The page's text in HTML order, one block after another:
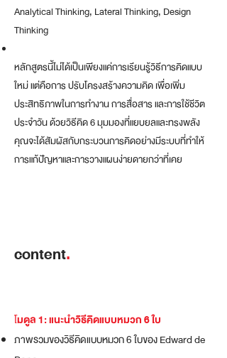
Analytical Thinking, Lateral Thinking, Design
Thinking
หลักสูตรนี้ไม่ได้เป็นเพียงแค่การเรียนรู้วิธีการคิดแบบ
ใหม่ แต่คือการ ปรับโครงสร้างความคิด เพื่อเพิ่ม
ประสิทธิภาพในการทำงาน การสื่อสาร และการใช้ชีวิต
ประจำวัน ด้วยวิธีคิด 6 มุมมองที่แยบยลและทรงพลัง
คุณจะได้สัมผัสกับกระบวนการคิดอย่างมีระบบที่ทำให้
การแก้ปัญหาและการวางแผนง่ายดายกว่าที่เคย
content.
โมดูล 1: แนะนำวิธีคิดแบบหมวก 6 ใบ
ภาพรวมของวิธีคิดแบบหมวก 6 ใบของ Edward de